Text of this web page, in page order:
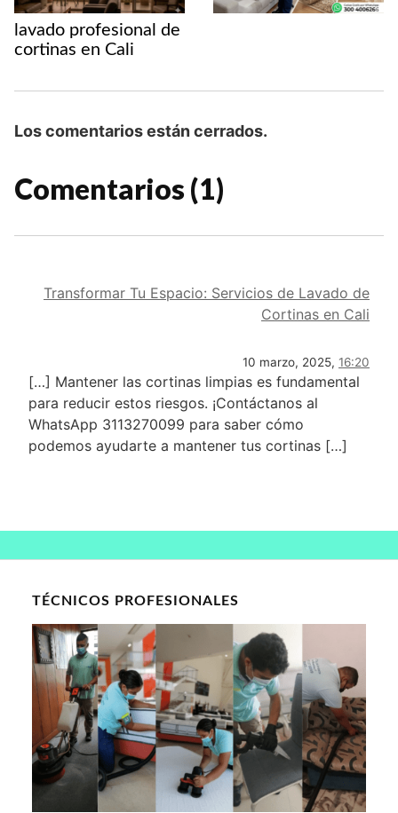
p
p
o
k
e
s
n
t
lavado profesional de
cortinas en Cali
Los comentarios están cerrados.
Comentarios (1)
Transformar Tu Espacio: Servicios de Lavado de
Cortinas en Cali
10 marzo, 2025, 16:20
[…] Mantener las cortinas limpias es fundamental
para reducir estos riesgos. ¡Contáctanos al
WhatsApp 3113270099 para saber cómo
podemos ayudarte a mantener tus cortinas […]
TÉCNICOS PROFESIONALES